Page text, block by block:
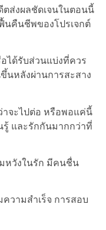
ส่งผลชัดเจนในตอนนี้
นคืนชีพของโปรเจกต์
ได้รับส่วนแบ่งที่ควร
นหลังผ่านการสะสาง
าจะไปต่อ หรือพอแค่นี้
รู้ และรักกันมากกว่าที่
หวังในรัก มีคนชื่น
วามสำเร็จ การสอบ